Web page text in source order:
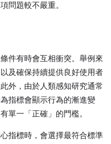
問題較不嚴重。
件有時會互相衝突。舉例來
及確保持續提供良好使用者
外，由於人類感知研究通常
指標會顯示行為的漸進變
單一「正確」的門檻。
指標時，會選擇最符合標準